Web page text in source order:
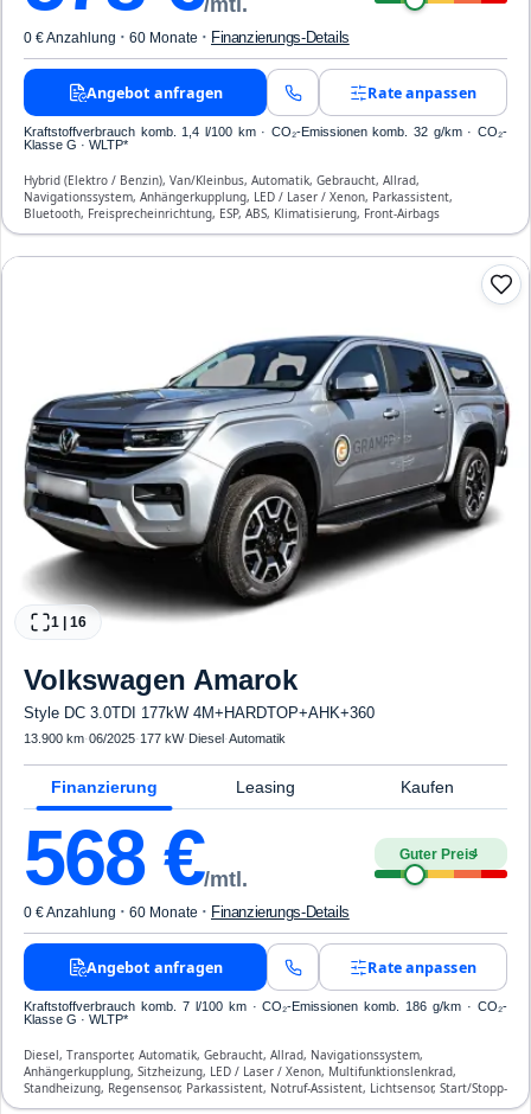
/mtl.
0 € Anzahlung · 60 Monate · Finanzierungs-Details
Angebot anfragen Rate anpassen
Kraftstoffverbrauch komb. 1,4 l/100 km · CO₂-Emissionen komb. 32 g/km · CO₂-
Klasse G · WLTP*
Hybrid (Elektro / Benzin), Van/Kleinbus, Automatik, Gebraucht, Allrad,
Navigationssystem, Anhängerkupplung, LED / Laser / Xenon, Parkassistent,
Bluetooth, Freisprecheinrichtung, ESP, ABS, Klimatisierung, Front-Airbags
1 16
Volkswagen Amarok
Style DC 3.0TDI 177kW 4M+HARDTOP+AHK+360
13.900 km·06/2025· 177 kW· Diesel·Automatik
Finanzierung Leasing Kaufen
568€/mtl.
Guter Preis4
0 € Anzahlung · 60 Monate · Finanzierungs-Details
Angebot anfragen Rate anpassen
Kraftstoffverbrauch komb. 7 l/100 km · CO₂-Emissionen komb. 186 g/km · CO₂-
Klasse G · WLTP*
Diesel, Transporter, Automatik, Gebraucht, Allrad, Navigationssystem,
Anhängerkupplung, Sitzheizung, LED / Laser / Xenon, Multifunktionslenkrad,
Standheizung, Regensensor, Parkassistent, Notruf-Assistent, Lichtsensor, Start/Stopp-
Automatik, Freisprecheinrichtung, Verkehrszeichen-Erkennung, ESP, ABS,